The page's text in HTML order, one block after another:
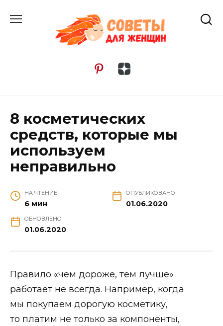
содержанию
8 косметических
средств, которые мы
используем
неправильно
НА ЧТЕНИЕ
6 мин
ОПУБЛИКОВАНО
01.06.2020
ОБНОВЛЕНО
01.06.2020
Правило «чем дороже, тем лучше»
работает не всегда. Например, когда
мы покупаем дорогую косметику,
то платим не только за компоненты,